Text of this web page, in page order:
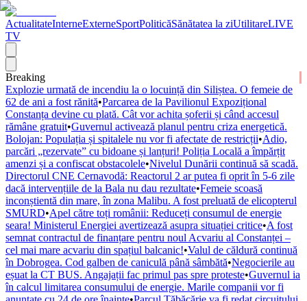
ActualitateInterneExterneSportPoliticăSănătatea la ziUtilitareLIVE
TV
Breaking
Explozie urmată de incendiu la o locuință din Siliștea. O femeie de
62 de ani a fost rănită•Parcarea de la Pavilionul Expozițional
Constanța devine cu plată. Cât vor achita șoferii și când accesul
rămâne gratuit•Guvernul activează planul pentru criza energetică.
Bolojan: Populația și spitalele nu vor fi afectate de restricții•Adio,
parcări „rezervate” cu bidoane și lanțuri! Poliția Locală a împărțit
amenzi și a confiscat obstacolele•Nivelul Dunării continuă să scadă.
Directorul CNE Cernavodă: Reactorul 2 ar putea fi oprit în 5-6 zile
dacă intervențiile de la Bala nu dau rezultate•Femeie scoasă
inconștientă din mare, în zona Malibu. A fost preluată de elicopterul
SMURD•Apel către toți românii: Reduceți consumul de energie
seara! Ministerul Energiei avertizează asupra situației critice•A fost
semnat contractul de finanțare pentru noul Acvariu al Constanței –
cel mai mare acvariu din spațiul balcanic!•Valul de căldură continuă
în Dobrogea. Cod galben de caniculă până sâmbătă•Negocierile au
eșuat la CT BUS. Angajații fac primul pas spre proteste•Guvernul ia
în calcul limitarea consumului de energie. Marile companii vor fi